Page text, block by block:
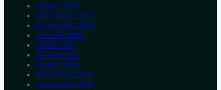
janvier 2010
décembre 2009
novembre 2009
octobre 2009
juillet 2009
février 2009
janvier 2009
décembre 2008
novembre 2008